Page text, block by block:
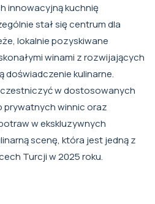
innowacyjną kuchnię
stał się centrum dla
lokalnie pozyskiwane
winami z rozwijających
doświadczenie kulinarne.
w dostosowanych
prywatnych winnic oraz
w ekskluzywnych
scenę, która jest jedną z
Turcji w 2025 roku.